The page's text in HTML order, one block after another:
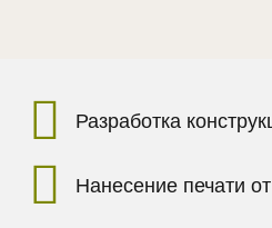
Разработка
Нанесение печати